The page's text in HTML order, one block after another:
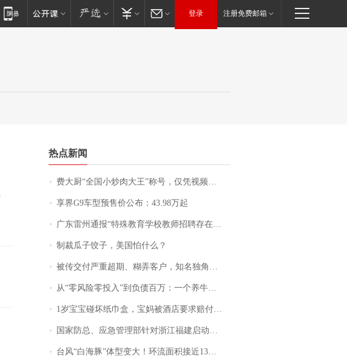
登录 注册免费邮箱
热点新闻
费大厨“全国小炒肉大王”称号，仅凭视频评出？中国烹饪协会回应
享界G9车型预售价公布：43.98万起
广东雷州通报“特殊教育学校教师招聘存在违规行为”：已启动问责程序 副校长被停职
制裁瓜子饺子，美国怕什么？
被传交付严重超期、糊弄客户，知名独角兽车企创始人回应：都没证据，将依法采取措施，“本人长期与美国交管局保持沟通，对方表示肯定”
从“零风险零投入”到负债百万：一个养牛项目崩盘后，谁该为农户的贷款买单丨红星调查
1岁宝宝碰坏纸巾盒，宝妈被酒店要求赔付924元！三亚一酒店回复：骨瓷定制！网友一查价格，吵翻了
国家防总、应急管理部针对浙江福建启动防汛防台风四级应急响应
台风“白海豚”体型变大！环流面积接近13个浙江那么大